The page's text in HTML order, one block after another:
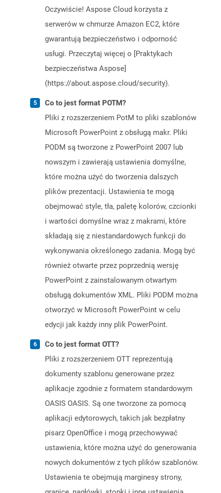
Oczywiście! Aspose Cloud korzysta z
serwerów w chmurze Amazon EC2, które
gwarantują bezpieczeństwo i odporność
usługi. Przeczytaj więcej o [Praktykach
bezpieczeństwa Aspose]
(https://about.aspose.cloud/security).
Co to jest format POTM?
Pliki z rozszerzeniem PotM to pliki szablonów
Microsoft PowerPoint z obsługą makr. Pliki
PODM są tworzone z PowerPoint 2007 lub
nowszym i zawierają ustawienia domyślne,
które można użyć do tworzenia dalszych
plików prezentacji. Ustawienia te mogą
obejmować style, tła, paletę kolorów, czcionki
i wartości domyślne wraz z makrami, które
składają się z niestandardowych funkcji do
wykonywania określonego zadania. Mogą być
również otwarte przez poprzednią wersję
PowerPoint z zainstalowanym otwartym
obsługą dokumentów XML. Pliki PODM można
otworzyć w Microsoft PowerPoint w celu
edycji jak każdy inny plik PowerPoint.
Co to jest format OTT?
Pliki z rozszerzeniem OTT reprezentują
dokumenty szablonu generowane przez
aplikacje zgodnie z formatem standardowym
OASIS OASIS. Są one tworzone za pomocą
aplikacji edytorowych, takich jak bezpłatny
pisarz OpenOffice i mogą przechowywać
ustawienia, które można użyć do generowania
nowych dokumentów z tych plików szablonów.
Ustawienia te obejmują marginesy strony,